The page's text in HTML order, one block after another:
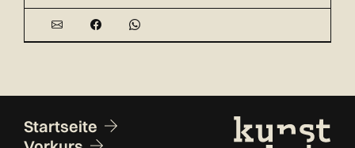
Fusszeile
Startseite